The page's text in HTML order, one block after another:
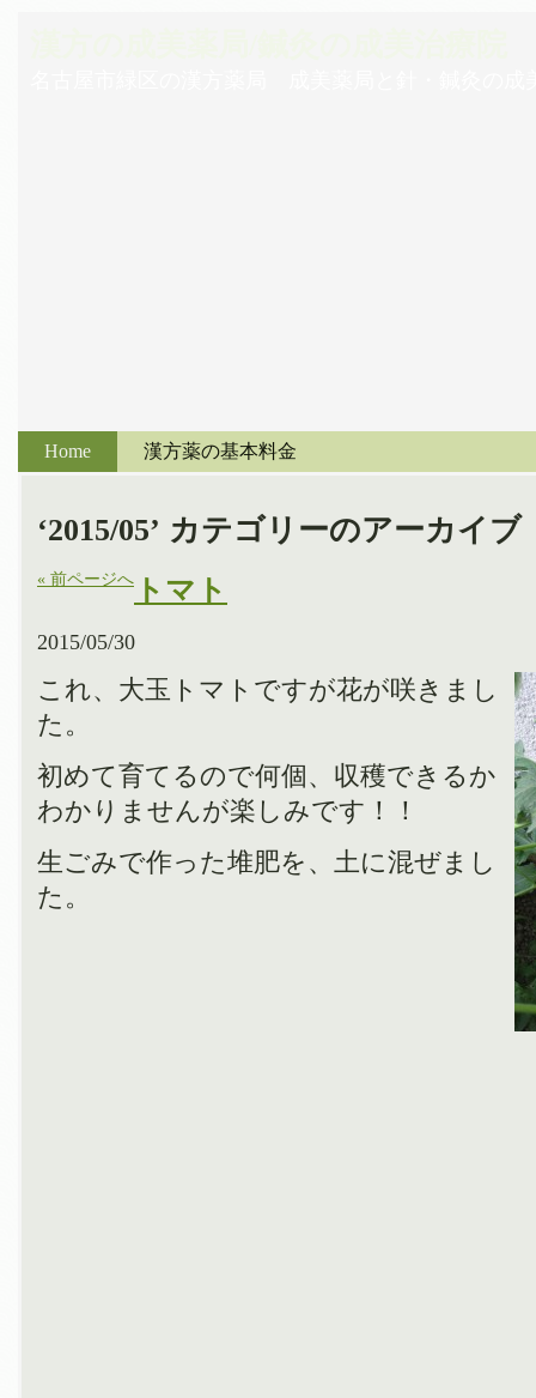
Home 漢方薬の基本料金
‘2015/05’ カテゴリーのアーカイブ
« 前ページへ トマト
2015/05/30
これ、大玉トマトですが花が咲きまし
た。
初めて育てるので何個、収穫できるか
わかりませんが楽しみです！！
生ごみで作った堆肥を、土に混ぜまし
た。